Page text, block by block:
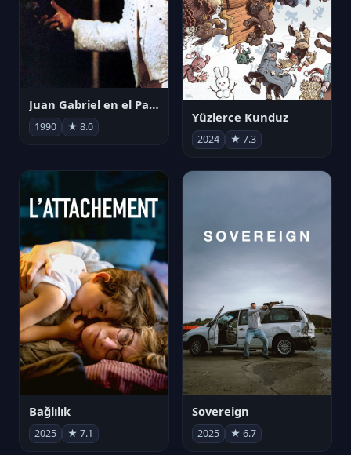
Juan Gabriel en el Palacio de Bellas Artes
1990 ★ 8.0
Yüzlerce Kunduz
2024 ★ 7.3
Bağlılık
2025 ★ 7.1
Sovereign
2025 ★ 6.7